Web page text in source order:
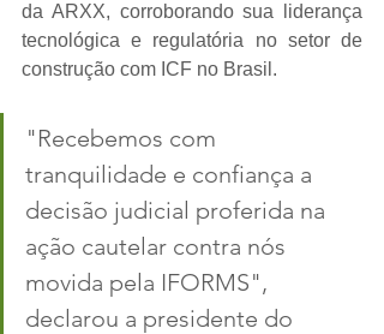
da ARXX, corroborando sua liderança
tecnológica e regulatória no setor de
construção com ICF no Brasil.
"Recebemos com
tranquilidade e confiança a
decisão judicial proferida na
ação cautelar contra nós
movida pela IFORMS",
declarou a presidente do